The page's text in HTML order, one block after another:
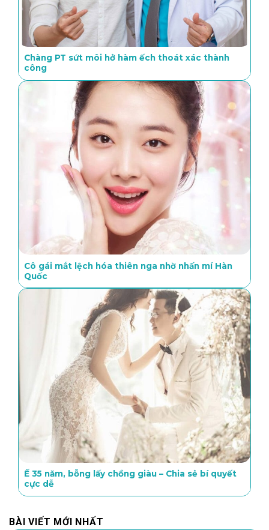
Chàng PT sứt môi hở hàm ếch thoát xác thành
công
Cô gái mắt lệch hóa thiên nga nhờ nhấn mí Hàn
Quốc
Ế 35 năm, bỗng lấy chồng giàu – Chia sẻ bí quyết
cực dễ
BÀI VIẾT MỚI NHẤT